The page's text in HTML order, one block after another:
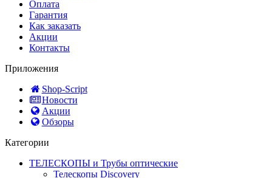
Оплата
Гарантия
Как заказать
Акции
Контакты
Приложения
Shop-Script
Новости
Акции
Обзоры
Категории
ТЕЛЕСКОПЫ и Трубы оптические
Телескопы Discovery